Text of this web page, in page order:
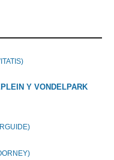
Y VONDELPARK